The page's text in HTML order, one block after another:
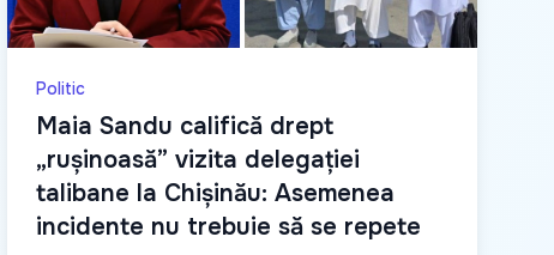
Politic
Maia Sandu califică drept
„rușinoasă” vizita delegației
talibane la Chișinău: Asemenea
incidente nu trebuie să se repete